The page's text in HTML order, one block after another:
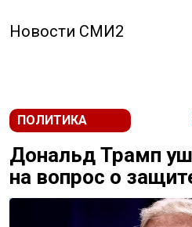
Новости СМИ2
ПОЛИТИКА
Дональд Трамп
на вопрос о